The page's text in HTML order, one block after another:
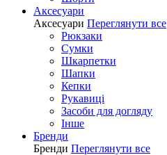
Аксесуари
Аксесуари Переглянути все
Рюкзаки
Сумки
Шкарпетки
Шапки
Кепки
Рукавиці
Засоби для догляду
Інше
Бренди
Бренди Переглянути все